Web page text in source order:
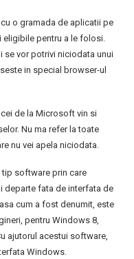
o gramada de aplicatii pe
pentru a le folosi.
se vor potrivi niciodata unui
in special browser-ul
de la Microsoft vin si
Nu ma refer la toate
nu vei apela niciodata.
tip software prin care
departe fata de interfata de
cum a fost denumit, este
pentru Windows 8,
ajutorul acestui software,
Windows.